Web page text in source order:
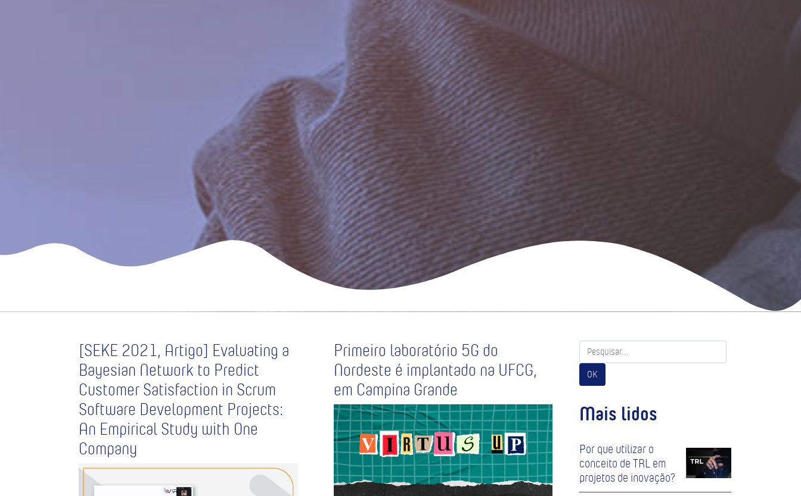
[SEKE 2021, Artigo] Evaluating a
Bayesian Network to Predict
Customer Satisfaction in Scrum
Software Development Projects:
An Empirical Study with One
Company
Primeiro laboratório 5G do
Nordeste é implantado na UFCG,
em Campina Grande
OK
Mais lidos
Por que utilizar o
conceito de TRL em
projetos de inovação?